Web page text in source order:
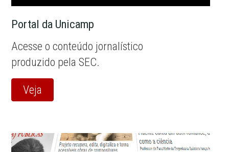
Portal da Unicamp
Acesse o conteúdo jornalístico
produzido pela SEC.
Veja